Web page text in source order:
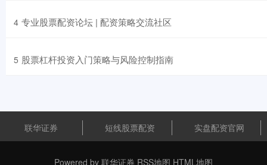
4 ​专业股票配资论坛 | 配资策略交流社区
5 ​股票杠杆投资入门策略与风险控制指南
联华证券 短线股票配资 实盘配资官网
Powered by 联华证券 RSS地图 HTML地图